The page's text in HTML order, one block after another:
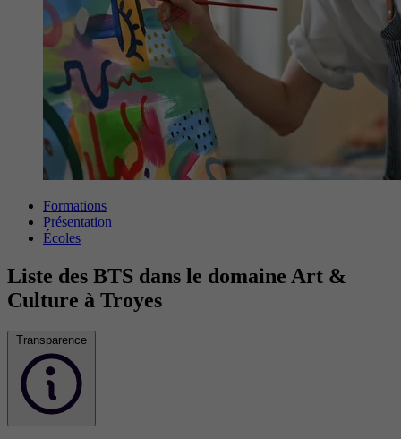
Formations
Présentation
Écoles
Liste des BTS dans le domaine Art &
Culture à Troyes
Transparence